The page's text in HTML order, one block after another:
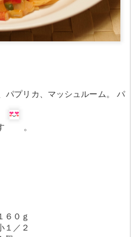
パプリカ、マッシュルーム。 パ
。
ｇ
２